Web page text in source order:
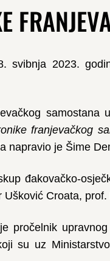
svibnja 2023.
samostana
franjevačkog
napravio je Šime
đakovačko-
Croata,
pročelnik
su uz